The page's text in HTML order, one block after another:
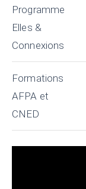
Programme
Elles &
Connexions
Formations
AFPA et
CNED